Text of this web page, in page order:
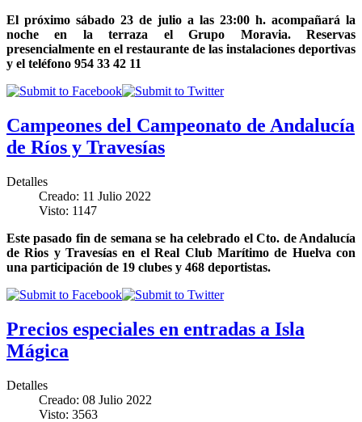
El próximo sábado 23 de julio a las 23:00 h. acompañará la
noche en la terraza el Grupo Moravia. Reservas
presencialmente en el restaurante de las instalaciones deportivas
y el teléfono 954 33 42 11
Campeones del Campeonato de Andalucía
de Ríos y Travesías
Detalles
Creado: 11 Julio 2022
Visto: 1147
Este pasado fin de semana se ha celebrado el Cto. de Andalucía
de Rios y Travesías en el Real Club Marítimo de Huelva con
una participación de 19 clubes y 468 deportistas.
Precios especiales en entradas a Isla
Mágica
Detalles
Creado: 08 Julio 2022
Visto: 3563